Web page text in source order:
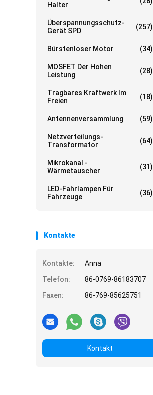
Halter
Überspannungsschutz-
Gerät SPD
(257)
Bürstenloser Motor (34)
MOSFET Der Hohen
Leistung
(28)
Tragbares Kraftwerk Im
Freien
(18)
Antennenversammlung (59)
Netzverteilungs-
Transformator
(64)
Mikrokanal -
Wärmetauscher
(31)
LED-Fahrlampen Für
Fahrzeuge
(36)
Kontakte
Kontakte:
Anna
Telefon:
86-0769-86183707
Faxen:
86-769-85625751
Kontakt